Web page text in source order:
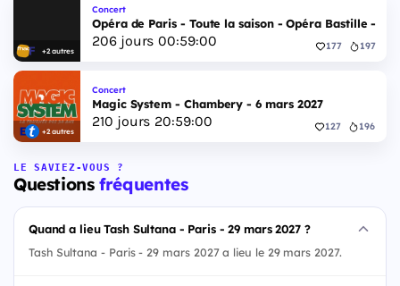
+2 autres
Concert
Opéra de Paris - Toute la saison - Opéra Bastille - 2
206jours 00:58:59 177 197
+2 autres
Concert
Magic System - Chambery - 6 mars 2027
210 jours 20:58:59 127 196
LE SAVIEZ-VOUS ?
Questionsfréquentes
Quand a lieu Tash Sultana - Paris - 29 mars 2027 ?
Tash Sultana - Paris - 29 mars 2027 a lieu le 29 mars 2027.